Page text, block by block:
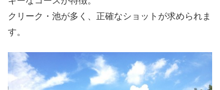
クリーク・池が多く、正確なショットが求められま
す。